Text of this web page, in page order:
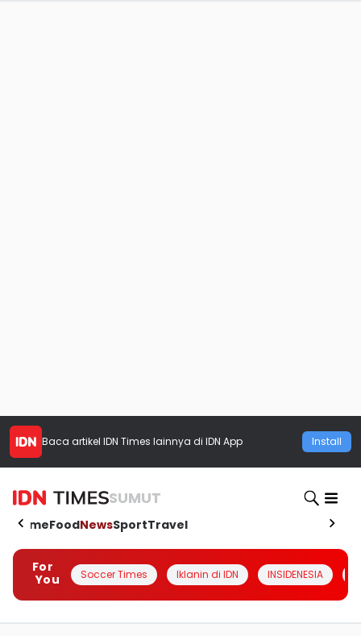
Baca artikel IDN Times lainnya di IDN App Install
SUMUT
HomeFoodNewsSportTravel
For
You
Soccer Times Iklanin di IDN INSIDENESIA